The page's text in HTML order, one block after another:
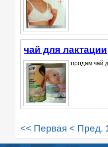
чай для лактации
продам чай
<< Первая < Пред.